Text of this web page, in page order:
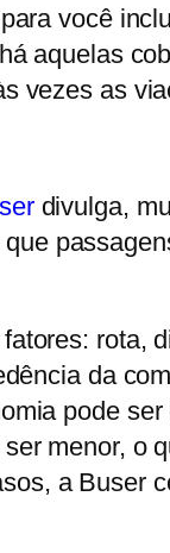
você
aquelas
vezes as
divulga,
que
rota,
da
pode
menor, o
a Buser